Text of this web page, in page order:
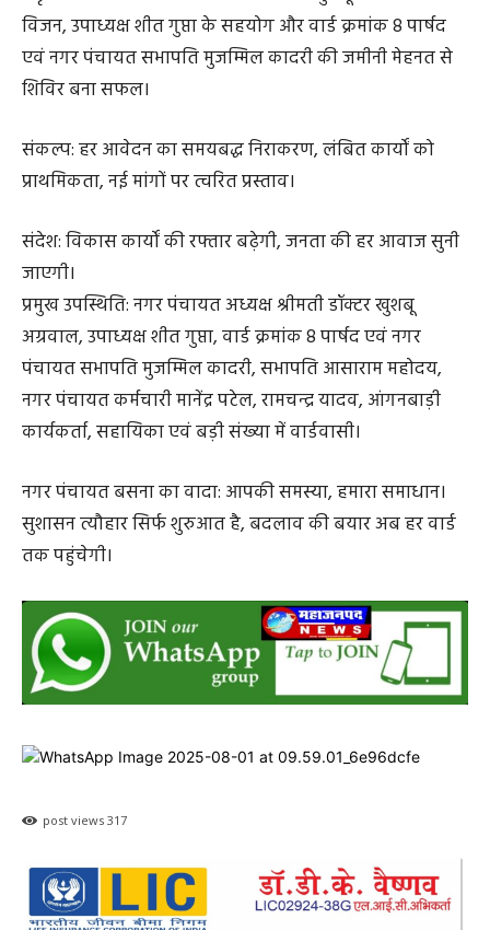
विजन, उपाध्यक्ष शीत गुप्ता के सहयोग और वार्ड क्रमांक 8 पार्षद
एवं नगर पंचायत सभापति मुजम्मिल कादरी की जमीनी मेहनत से
शिविर बना सफल।
संकल्प: हर आवेदन का समयबद्ध निराकरण, लंबित कार्यों को
प्राथमिकता, नई मांगों पर त्वरित प्रस्ताव।
संदेश: विकास कार्यों की रफ्तार बढ़ेगी, जनता की हर आवाज सुनी
जाएगी।
प्रमुख उपस्थिति: नगर पंचायत अध्यक्ष श्रीमती डॉक्टर खुशबू
अग्रवाल, उपाध्यक्ष शीत गुप्ता, वार्ड क्रमांक 8 पार्षद एवं नगर
पंचायत सभापति मुजम्मिल कादरी, सभापति आसाराम महोदय,
नगर पंचायत कर्मचारी मानेंद्र पटेल, रामचन्द्र यादव, आंगनबाड़ी
कार्यकर्ता, सहायिका एवं बड़ी संख्या में वार्डवासी।
नगर पंचायत बसना का वादा: आपकी समस्या, हमारा समाधान।
सुशासन त्यौहार सिर्फ शुरुआत है, बदलाव की बयार अब हर वार्ड
तक पहुंचेगी।
post views 317